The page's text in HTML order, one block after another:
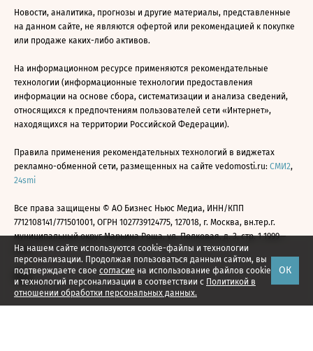
На нашем сайте используются cookie-файлы и технологии
персонализации. Продолжая пользоваться данным сайтом, вы
подтверждаете свое согласие на использование файлов cookie
и технологий персонализации в соответствии с Политикой в
отношении обработки персональных данных.
ОК
Новости, аналитика, прогнозы и другие материалы, представленные
на данном сайте, не являются офертой или рекомендацией к покупке
или продаже каких-либо активов.
На информационном ресурсе применяются рекомендательные
технологии (информационные технологии предоставления
информации на основе сбора, систематизации и анализа сведений,
относящихся к предпочтениям пользователей сети «Интернет»,
находящихся на территории Российской Федерации).
Правила применения рекомендательных технологий в виджетах
рекламно-обменной сети, размещенных на сайте vedomosti.ru: СМИ2,
24smi
Все права защищены © АО Бизнес Ньюс Медиа, ИНН/КПП
7712108141/771501001, ОГРН 1027739124775, 127018, г. Москва, вн.тер.г.
муниципальный округ Марьина Роща, ул. Полковая, д. 3, стр. 1 1999—
2026